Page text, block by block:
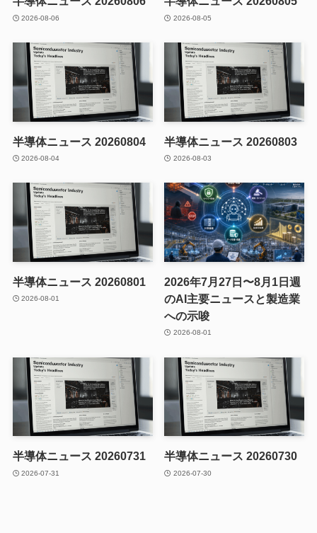
2026-08-06 2026-08-05
半導体ニュース 20260804
2026-08-04
半導体ニュース 20260803
2026-08-03
半導体ニュース 20260801
2026-08-01
2026年7月27日〜8月1日週
のAI主要ニュースと製造業
への示唆
2026-08-01
半導体ニュース 20260731
2026-07-31
半導体ニュース 20260730
2026-07-30